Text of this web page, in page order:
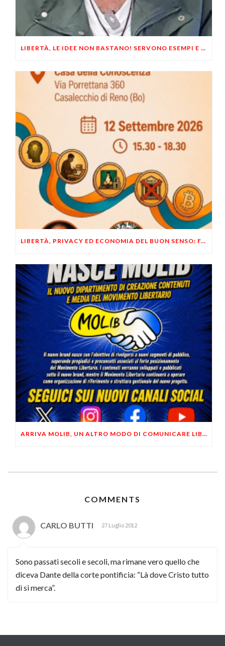
LIBERTÀ, LE IDEE NON BASTANO! SERVONO ESEMPI E UN PO’ DI COERENZA
LIBERTÀ, PRIVACY ED ECONOMIA DEL BUON SENSO: FACCO E MUSUMECI A CASALECCHIO DI RENO (BO)
ARRIVA MOLIB, UN ALTRO MODO DI COMUNICARE LIBERTARIO
COMMENTS
CARLO BUTTI 27 Luglio 2012
Sono passati secoli e secoli, ma rimane vero quello che
diceva Dante della corte pontificia: “Là dove Cristo tutto
dì si merca”.